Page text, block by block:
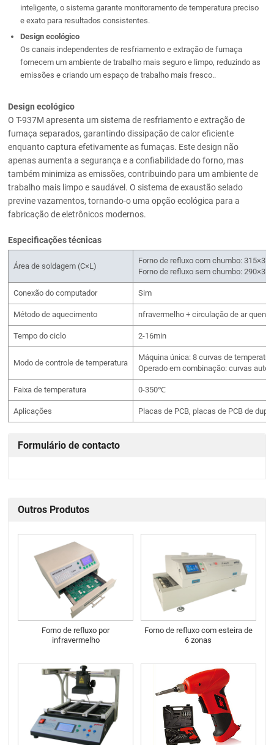
inteligente, o sistema garante monitoramento de temperatura preciso
e exato para resultados consistentes.
Design ecológico
Os canais independentes de resfriamento e extração de fumaça
fornecem um ambiente de trabalho mais seguro e limpo, reduzindo as
emissões e criando um espaço de trabalho mais fresco..
Design ecológico
O T-937M apresenta um sistema de resfriamento e extração de
fumaça separados, garantindo dissipação de calor eficiente
enquanto captura efetivamente as fumaças. Este design não
apenas aumenta a segurança e a confiabilidade do forno, mas
também minimiza as emissões, contribuindo para um ambiente de
trabalho mais limpo e saudável. O sistema de exaustão selado
previne vazamentos, tornando-o uma opção ecológica para a
fabricação de eletrônicos modernos.
Especificações técnicas
Área de soldagem (C×L)
Forno de refluxo com chumbo:
Forno de refluxo sem chumbo:
Conexão do computador Sim
Método de aquecimento nfravermelho + circulação de ar quente
Tempo do ciclo 2-16min
Modo de controle de temperatura
Máquina única: 8 curvas de
Operado em combinação: curvas
Faixa de temperatura 0-350℃
Aplicações Placas de PCB, placas de PCB de
Formulário de contacto
Outros Produtos
Forno de refluxo por
infravermelho
Forno de refluxo com esteira de
6 zonas